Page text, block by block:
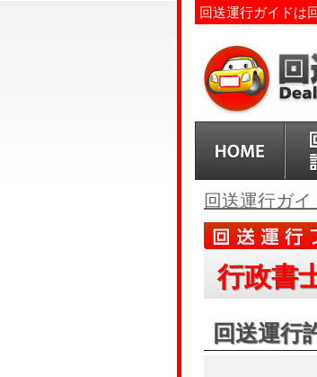
回送運行ガイドは
回送運行ガイ
行政書
回送運行